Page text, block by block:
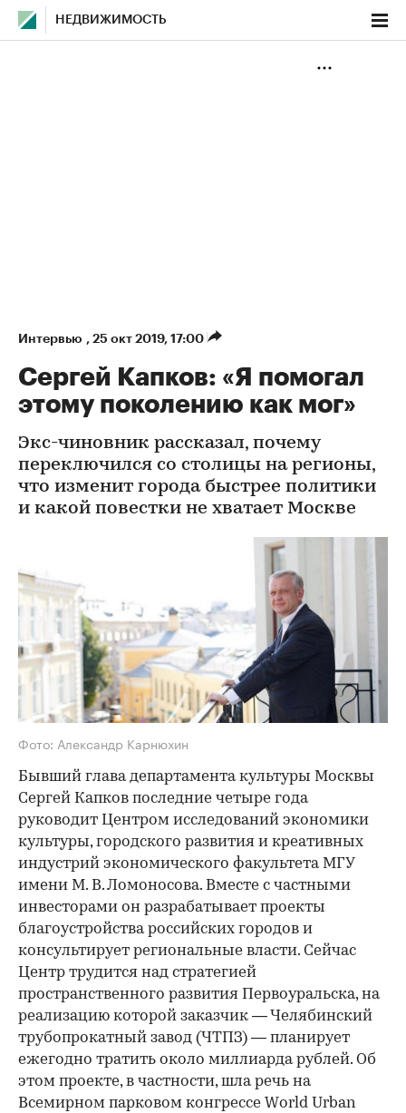
НЕДВИЖИМОСТЬ
Интервью , 25 окт 2019, 17:00
Сергей Капков: «Я помогал
этому поколению как мог»
Экс-чиновник рассказал, почему
переключился со столицы на регионы,
что изменит города быстрее политики
и какой повестки не хватает Москве
Фото: Александр Карнюхин
Бывший глава департамента культуры Москвы
Сергей Капков последние четыре года
руководит Центром исследований экономики
культуры, городского развития и креативных
индустрий экономического факультета МГУ
имени М. В. Ломоносова. Вместе с частными
инвесторами он разрабатывает проекты
благоустройства российских городов и
консультирует региональные власти. Сейчас
Центр трудится над стратегией
пространственного развития Первоуральска, на
реализацию которой заказчик — Челябинский
трубопрокатный завод (ЧТПЗ) — планирует
ежегодно тратить около миллиарда рублей. Об
этом проекте, в частности, шла речь на
Всемирном парковом конгрессе World Urban